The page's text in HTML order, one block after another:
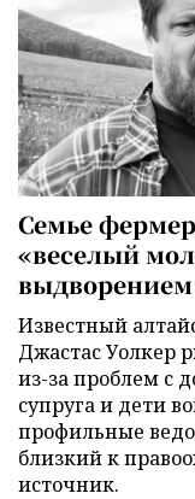
Семье
«веселый
выдворением
Известный
Джастас Уолкер
из-за проблем с
супруга и дети
профильные
близкий к
источник.